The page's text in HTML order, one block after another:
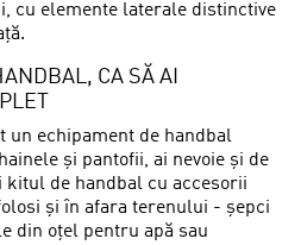
cu elemente laterale distinctive
CA SĂ AI
un echipament de handbal
și pantofii, ai nevoie și de
kitul de handbal cu accesorii
și în afara terenului - șepci
din oțel pentru apă sau